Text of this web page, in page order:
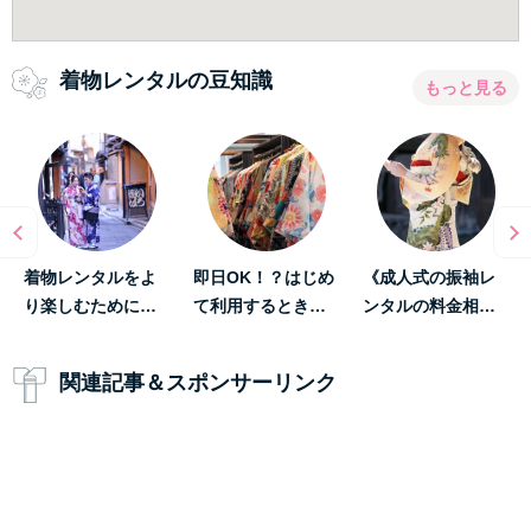
着物レンタルの豆知識 もっと見る
着物レンタルをよ
り楽しむために…
即日OK！？はじめ
て利用するとき…
《成人式の振袖レ
ンタルの料金相…
関連記事＆スポンサーリンク